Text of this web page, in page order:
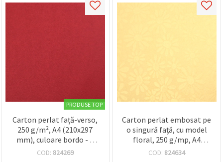
PRODUSE TOP
Carton perlat față-verso,
250 g/m², A4 (210x297
mm), culoare bordo - 1
bucată
COD: 824269
Carton perlat embosat pe
o singură față, cu model
floral, 250 g/mp, A4
(21x29,7 cm), auriu - 1
COD: 824634